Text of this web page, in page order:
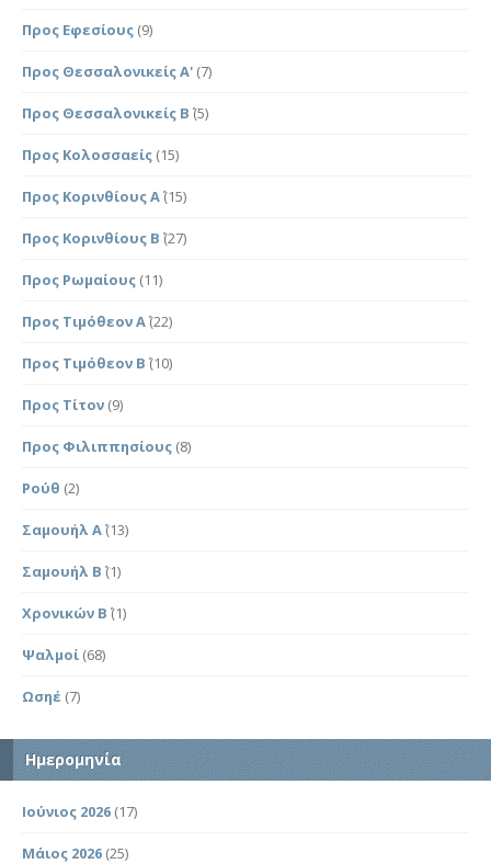
Προς Εφεσίους (9)
Προς Θεσσαλονικείς Α' (7)
Προς Θεσσαλονικείς Β΄ (5)
Προς Κολοσσαείς (15)
Προς Κορινθίους Α΄(15)
Προς Κορινθίους Β΄ (27)
Προς Ρωμαίους (11)
Προς Τιμόθεον Α΄(22)
Προς Τιμόθεον Β΄ (10)
Προς Τίτον (9)
Προς Φιλιππησίους (8)
Ρούθ (2)
Σαμουήλ Α΄(13)
Σαμουήλ Β΄ (1)
Χρονικών Β΄ (1)
Ψαλμοί (68)
Ωσηέ (7)
Ημερομηνία
Ιούνιος 2026 (17)
Μάιος 2026 (25)